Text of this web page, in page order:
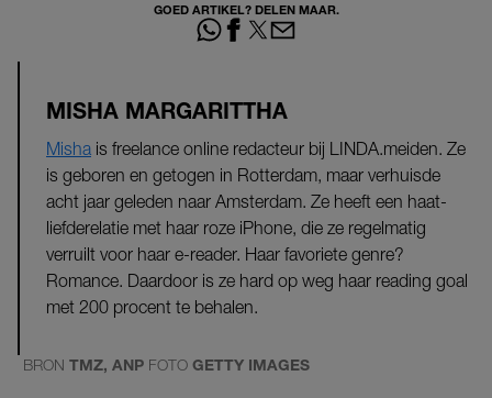
GOED ARTIKEL? DELEN MAAR.
MISHA MARGARITTHA
Misha is freelance online redacteur bij LINDA.meiden. Ze
is geboren en getogen in Rotterdam, maar verhuisde
acht jaar geleden naar Amsterdam. Ze heeft een haat-
liefderelatie met haar roze iPhone, die ze regelmatig
verruilt voor haar e-reader. Haar favoriete genre?
Romance. Daardoor is ze hard op weg haar reading goal
met 200 procent te behalen.
BRON TMZ, ANP FOTO GETTY IMAGES